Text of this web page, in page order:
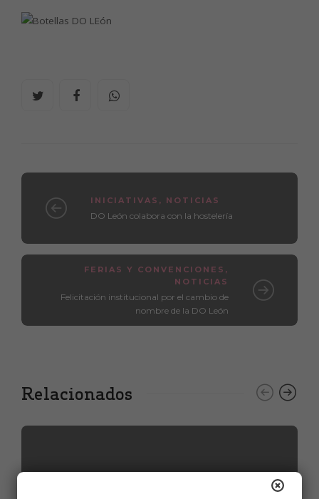
INICIATIVAS , NOTICIAS
DO León colabora con la hostelería
FERIAS Y CONVENCIONES ,
NOTICIAS
Felicitación institucional por el cambio de
nombre de la DO León
Relacionados